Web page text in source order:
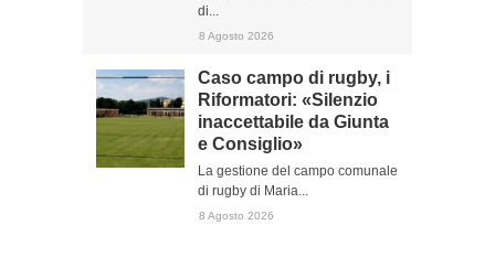
di...
8 Agosto 2026
Caso campo di rugby, i
Riformatori: «Silenzio
inaccettabile da Giunta
e Consiglio»
La gestione del campo comunale
di rugby di Maria...
8 Agosto 2026